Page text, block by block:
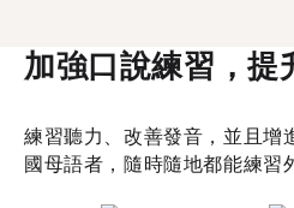
加強口說練習，提
練習聽力、改善發音，並且增
國母語者，隨時隨地都能練習